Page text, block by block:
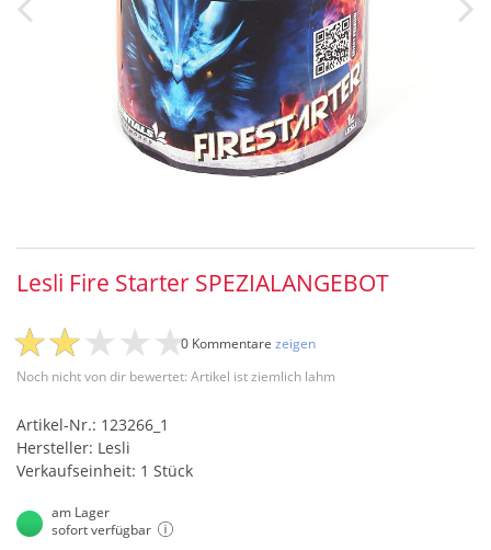
Lesli Fire Starter SPEZIALANGEBOT
Noch nicht von dir bewertet: Artikel ist ziemlich lahm
0 Kommentare zeigen
Artikel-Nr.: 123266_1
Hersteller: Lesli
Verkaufseinheit: 1 Stück
am Lager
sofort verfügbar